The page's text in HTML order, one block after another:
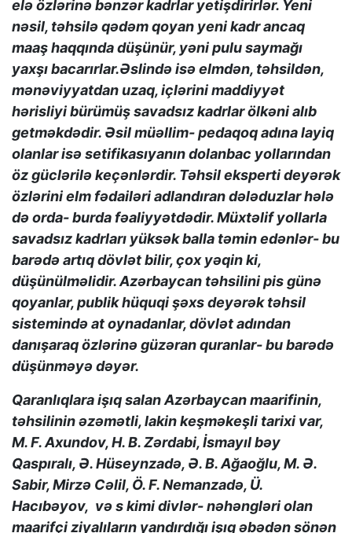
elə özlərinə bənzər kadrlar yetişdirirlər. Yeni
nəsil, təhsilə qədəm qoyan yeni kadr ancaq
maaş haqqında düşünür, yəni pulu saymağı
yaxşı bacarırlar.Əslində isə elmdən, təhsildən,
mənəviyyatdan uzaq, içlərini maddiyyət
hərisliyi bürümüş savadsız kadrlar ölkəni alıb
getməkdədir. Əsil müəllim- pedaqoq adına layiq
olanlar isə setifikasıyanın dolanbac yollarından
öz güclərilə keçənlərdir. Təhsil eksperti deyərək
özlərini elm fədailəri adlandıran dələduzlar hələ
də orda- burda fəaliyyətdədir. Müxtəlif yollarla
savadsız kadrları yüksək balla təmin edənlər- bu
barədə artıq dövlət bilir, çox yəqin ki,
düşünülməlidir. Azərbaycan təhsilini pis günə
qoyanlar, publik hüquqi şəxs deyərək təhsil
sistemində at oynadanlar, dövlət adından
danışaraq özlərinə güzəran quranlar- bu barədə
düşünməyə dəyər.
Qaranlıqlara işıq salan Azərbaycan maarifinin,
təhsilinin əzəmətli, lakin keşməkeşli tarixi var,
M. F. Axundov, H. B. Zərdabi, İsmayıl bəy
Qaspıralı, Ə. Hüseynzadə, Ə. B. Ağaoğlu, M. Ə.
Sabir, Mirzə Cəlil, Ö. F. Nemanzadə, Ü.
Hacıbəyov, və s kimi divlər- nəhəngləri olan
maarifçi ziyalıların yandırdığı işıq əbədən sönən